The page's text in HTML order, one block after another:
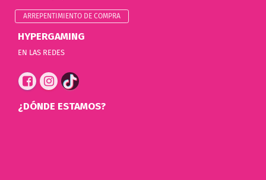
ARREPENTIMIENTO DE COMPRA
HYPERGAMING
EN LAS REDES
¿DÓNDE ESTAMOS?